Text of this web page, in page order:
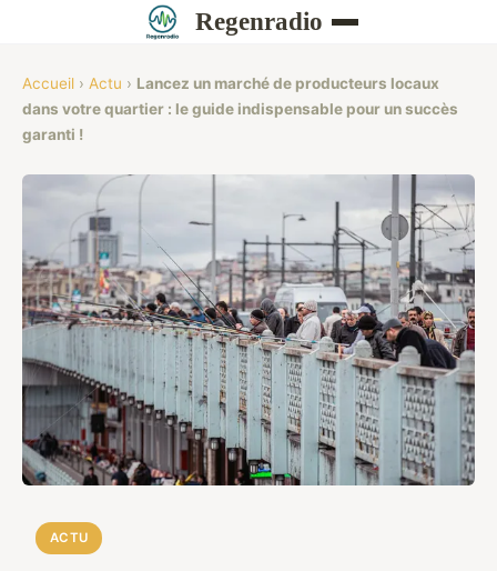
Regenradio
Accueil › Actu › Lancez un marché de producteurs locaux
dans votre quartier : le guide indispensable pour un succès
garanti !
ACTU